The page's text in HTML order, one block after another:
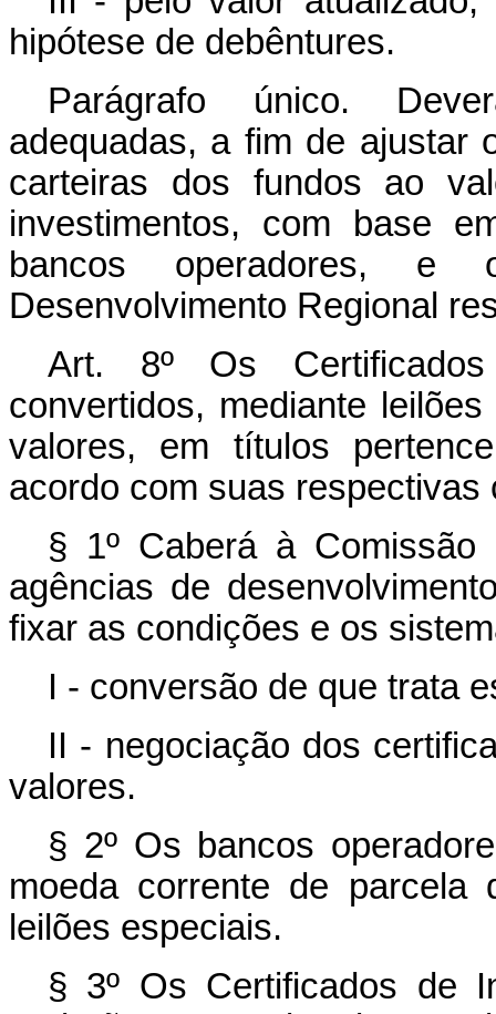
hipótese de debêntures.
Parágrafo único.
adequadas, a fim de ajustar
carteiras dos fundos ao
investimentos, com base
bancos operadores, e
Desenvolvimento Regional
Art. 8º Os
convertidos, mediante
valores, em títulos
acordo com suas respectivas
§ 1º Caberá à Comissão
agências de
fixar as condições e os
I - conversão de que trata
II - negociação dos
valores.
§ 2º Os bancos
moeda corrente de
leilões especiais.
§ 3º Os Certificados de